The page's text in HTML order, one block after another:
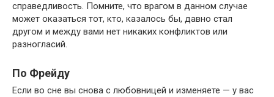
справедливость. Помните, что врагом в данном случае
может оказаться тот, кто, казалось бы, давно стал
другом и между вами нет никаких конфликтов или
разногласий.
По Фрейду
Если во сне вы снова с любовницей и изменяете — у вас